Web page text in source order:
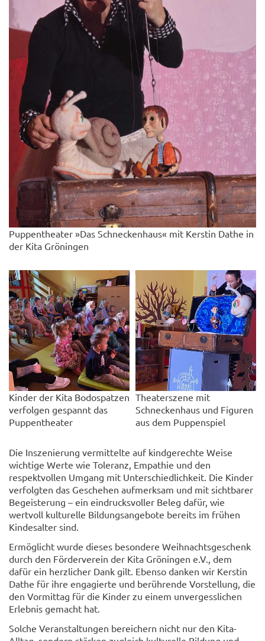
Puppentheater »Das Schneckenhaus« mit Kerstin Dathe in
der Kita Gröningen
Kinder der Kita Bodospatzen
verfolgen gespannt das
Puppentheater
Theaterszene mit
Schneckenhaus und Figuren
aus dem Puppenspiel
Die Inszenierung vermittelte auf kindgerechte Weise
wichtige Werte wie Toleranz, Empathie und den
respektvollen Umgang mit Unterschiedlichkeit. Die Kinder
verfolgten das Geschehen aufmerksam und mit sichtbarer
Begeisterung – ein eindrucksvoller Beleg dafür, wie
wertvoll kulturelle Bildungsangebote bereits im frühen
Kindesalter sind.
Ermöglicht wurde dieses besondere Weihnachtsgeschenk
durch den Förderverein der Kita Gröningen e.V., dem
dafür ein herzlicher Dank gilt. Ebenso danken wir Kerstin
Dathe für ihre engagierte und berührende Vorstellung, die
den Vormittag für die Kinder zu einem unvergesslichen
Erlebnis gemacht hat.
Solche Veranstaltungen bereichern nicht nur den Kita-